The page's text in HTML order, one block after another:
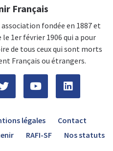
Français
fondée en 1887 et
1er février 1906 qui a pour
de tous ceux qui sont morts
Français ou étrangers.
légales
Contact
RAFI-SF Nos statuts